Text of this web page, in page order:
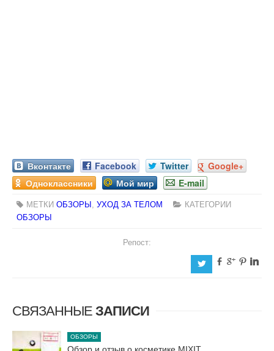
Вконтакте Facebook Twitter
Google+
Одноклассники
Мой мир E-mail
МЕТКИ ОБЗОРЫ , УХОД ЗА ТЕЛОМ
КАТЕГОРИИ
ОБЗОРЫ
Репост:
a b c d j
СВЯЗАННЫЕ ЗАПИСИ
ОБЗОРЫ